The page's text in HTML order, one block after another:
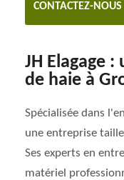
CONTACTEZ-NOUS
JH Elagage
de haie à
Spécialisée dans
une entreprise
Ses experts en
matériel